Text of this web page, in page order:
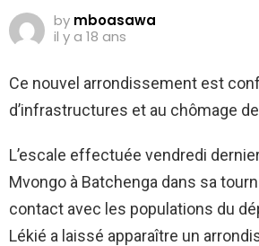
by mboasawa
il y a 18 ans
Ce nouvel arrondissement est
d’infrastructures et au chômage
L’escale effectuée vendredi
Mvongo à Batchenga dans sa
contact avec les populations du
Lékié a laissé apparaître un